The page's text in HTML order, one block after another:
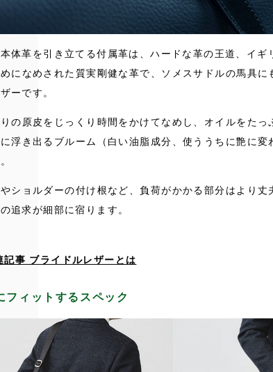
体革を引き立てる付属革は、ハードな革の王道、イギ
になめされた質実剛健な革で、ソメスサドルの馬具に
ーです。
の原皮をじっくり時間をかけてなめし、オイルをたっ
浮き出るブルーム（白い油脂成分、使ううちに艶に変
ショルダーの付け根など、負荷がかかる部分はより丈
追求が細部に宿ります。
事 ブライドルレザーとは
フィットするスペック